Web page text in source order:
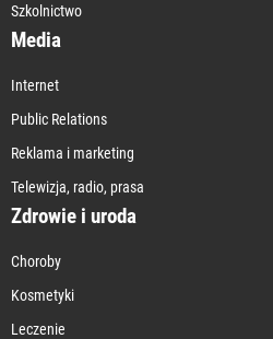
Szkolnictwo
Media
Internet
Public Relations
Reklama i marketing
Telewizja, radio, prasa
Zdrowie i uroda
Choroby
Kosmetyki
Leczenie